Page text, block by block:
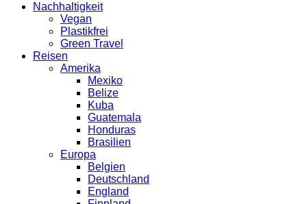
Nachhaltigkeit
Vegan
Plastikfrei
Green Travel
Reisen
Amerika
Mexiko
Belize
Kuba
Guatemala
Honduras
Brasilien
Europa
Belgien
Deutschland
England